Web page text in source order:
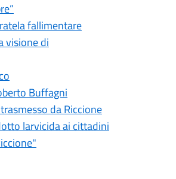
fallimentare
visione di
Buffagni
da Riccione
larvicida ai cittadini